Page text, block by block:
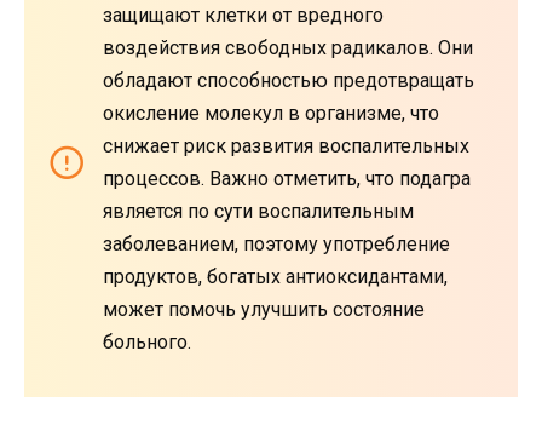
защищают клетки от вредного
воздействия свободных радикалов. Они
обладают способностью предотвращать
окисление молекул в организме, что
снижает риск развития воспалительных
процессов. Важно отметить, что подагра
является по сути воспалительным
заболеванием, поэтому употребление
продуктов, богатых антиоксидантами,
может помочь улучшить состояние
больного.